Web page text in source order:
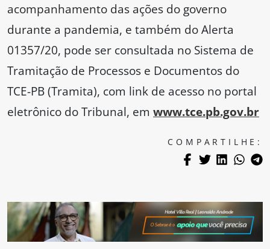
acompanhamento das ações do governo
durante a pandemia, e também do Alerta
01357/20, pode ser consultada no Sistema de
Tramitação de Processos e Documentos do
TCE-PB (Tramita), com link de acesso no portal
eletrônico do Tribunal, em www.tce.pb.gov.br
COMPARTILHE: